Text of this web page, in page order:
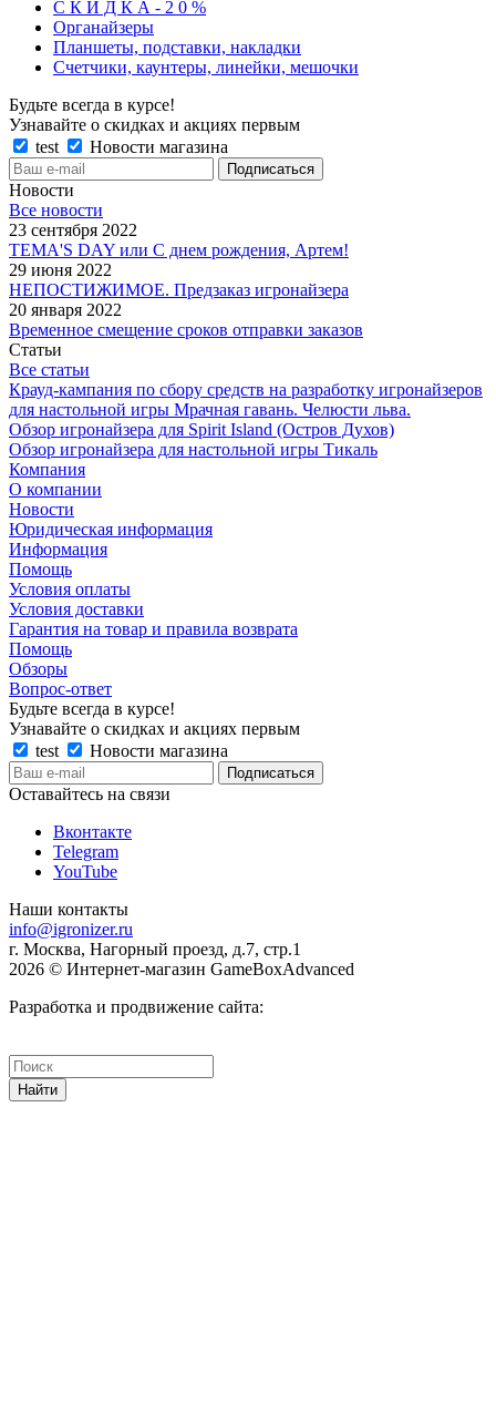
С К И Д К А - 2 0 %
Органайзеры
Планшеты, подставки, накладки
Счетчики, каунтеры, линейки, мешочки
Будьте всегда в курсе!
Узнавайте о скидках и акциях первым
test
Новости магазина
Новости
Все новости
23 сентября 2022
TEMA'S DAY или С днем рождения, Артем!
29 июня 2022
НЕПОСТИЖИМОЕ. Предзаказ игронайзера
20 января 2022
Временное смещение сроков отправки заказов
Статьи
Все статьи
Крауд-кампания по сбору средств на разработку игронайзеров
для настольной игры Мрачная гавань. Челюсти льва.
Обзор игронайзера для Spirit Island (Остров Духов)
Обзор игронайзера для настольной игры Тикаль
Компания
О компании
Новости
Юридическая информация
Информация
Помощь
Условия оплаты
Условия доставки
Гарантия на товар и правила возврата
Помощь
Обзоры
Вопрос-ответ
Будьте всегда в курсе!
Узнавайте о скидках и акциях первым
test
Новости магазина
Оставайтесь на связи
Вконтакте
Telegram
YouTube
Наши контакты
info@igronizer.ru
г. Москва, Нагорный проезд, д.7, стр.1
2026 © Интернет-магазин GameBoxAdvanced
Разработка и продвижение сайта:
Найти